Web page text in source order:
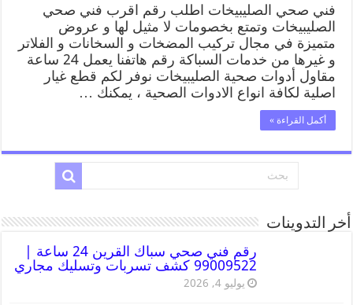
فني صحي الصليبيخات اطلب رقم اقرب فني صحي
الصليبيخات وتمتع بخصومات لا مثيل لها و عروض
متميزة في مجال تركيب المضخات و السخانات و الفلاتر
و غيرها من خدمات السباكة رقم هاتفنا يعمل 24 ساعة
مقاول أدوات صحية الصليبيخات نوفر لكم قطع غيار
اصلية لكافة انواع الادوات الصحية ، يمكنك …
أكمل القراءة »
أخر التدوينات
رقم فني صحي سباك القرين 24 ساعة |
99009522 كشف تسربات وتسليك مجاري
يوليو 4, 2026